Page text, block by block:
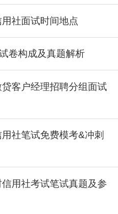
社面试时间地点
卷构成及真题解析
客户经理招聘分组面试
社笔试免费模考&冲刺
用社考试笔试真题及参